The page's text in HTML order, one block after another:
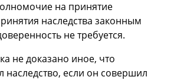
на принятие
наследства законным
не требуется.
не доказано иное, что
наследство, если он совершил